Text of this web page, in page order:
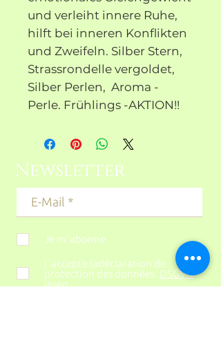
und verleiht innere Ruhe,
hilft bei inneren Konflikten
und Zweifeln. Silber Stern,
Strassrondelle vergoldet,
Silber Perlen, Aroma -
Perle. Frühlings -AKTION!!
Newsletter
Je m´abonne
j´accepte ladéclaration de
protection des données. DSGVO
lesen